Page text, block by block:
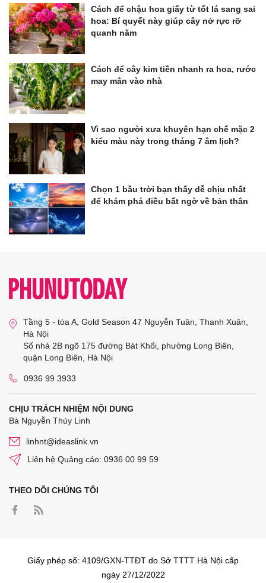
Cách để chậu hoa giấy từ tốt lá sang sai
hoa: Bí quyết này giúp cây nở rực rỡ
quanh năm
Cách để cây kim tiền nhanh ra hoa, rước
may mắn vào nhà
Vì sao người xưa khuyên hạn chế mặc 2
kiểu màu này trong tháng 7 âm lịch?
Chọn 1 bầu trời bạn thấy dễ chịu nhất
để khám phá điều bất ngờ về bản thân
Tầng 5 - tòa A, Gold Season 47 Nguyễn Tuân, Thanh Xuân,
Hà Nội
Số nhà 2B ngõ 175 đường Bát Khối, phường Long Biên,
quận Long Biên, Hà Nội
0936 99 3933
CHỊU TRÁCH NHIỆM NỘI DUNG
Bà Nguyễn Thùy Linh
linhnt@ideaslink.vn
Liên hệ Quảng cáo: 0936 00 99 59
THEO DÕI CHÚNG TÔI
Giấy phép số: 4109/GXN-TTĐT do Sở TTTT Hà Nội cấp
ngày 27/12/2022